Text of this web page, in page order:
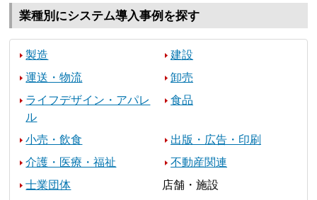
業種別にシステム導入事例を探す
製造
建設
運送・物流
卸売
ライフデザイン・アパレ
ル
食品
小売・飲食
出版・広告・印刷
介護・医療・福祉
不動産関連
士業団体
店舗・施設